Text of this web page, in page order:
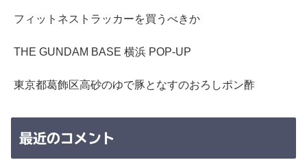
フィットネストラッカーを買うべきか
THE GUNDAM BASE 横浜 POP-UP
東京都葛飾区高砂のゆで豚となすのおろしポン酢
最近のコメント